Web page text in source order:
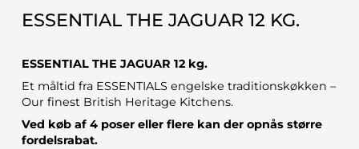
ESSENTIAL THE JAGUAR 12 KG.
ESSENTIAL THE JAGUAR 12 kg.
Et måltid fra ESSENTIALS engelske traditionskøkken –
Our finest British Heritage Kitchens.
Ved køb af 4 poser eller flere kan der opnås større
fordelsrabat.